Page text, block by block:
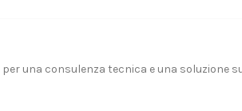
per una consulenza tecnica e una soluzione